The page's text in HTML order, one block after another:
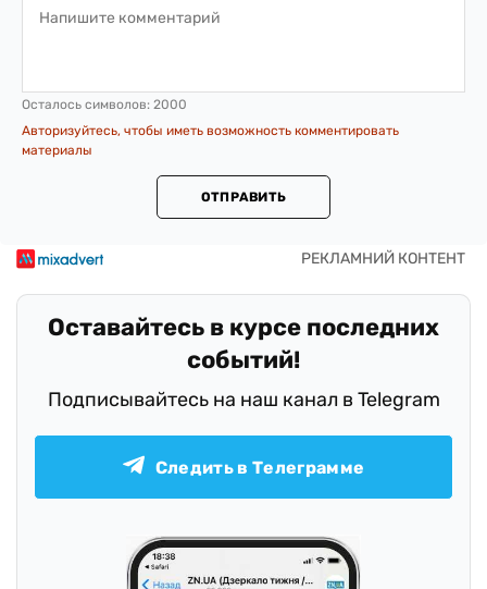
Осталось символов: 2000
Авторизуйтесь, чтобы иметь возможность комментировать
материалы
ОТПРАВИТЬ
Оставайтесь в курсе последних
событий!
Подписывайтесь на наш канал в Telegram
Следить в Телеграмме